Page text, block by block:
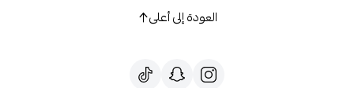
العودة إلى أعلى